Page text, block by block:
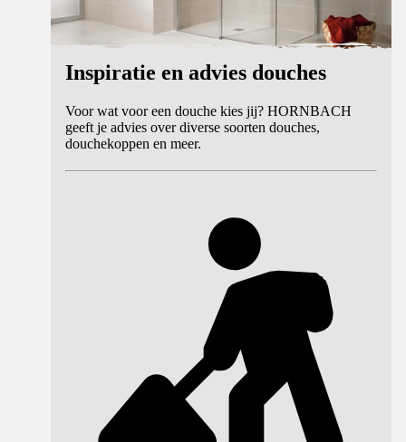
Inspiratie en advies douches
Voor wat voor een douche kies jij? HORNBACH
geeft je advies over diverse soorten douches,
douchekoppen en meer.